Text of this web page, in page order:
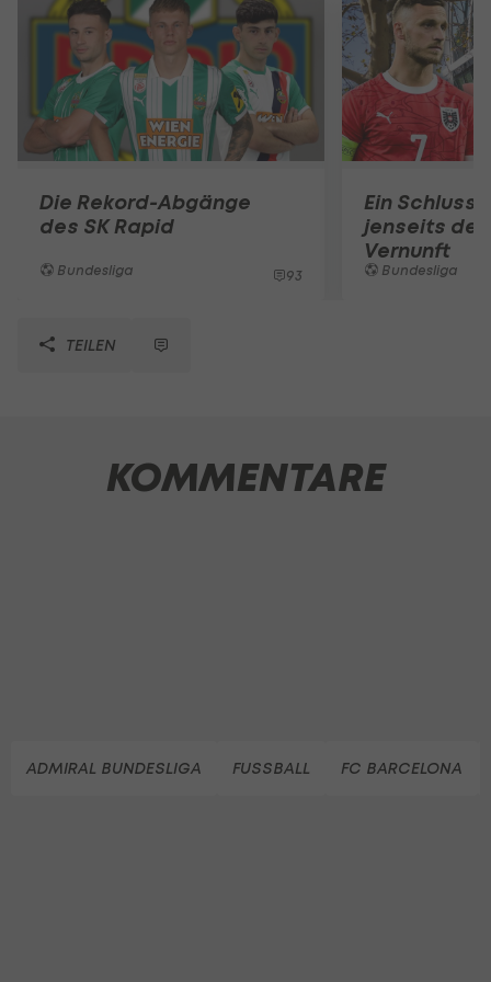
Die Rekord-Abgänge
des SK Rapid
Bundesliga 93
Ein
jenseits der
Vernunft
Bundesliga
TEILEN
KOMMENTARE
ADMIRAL BUNDESLIGA FUSSBALL FC BARCELONA